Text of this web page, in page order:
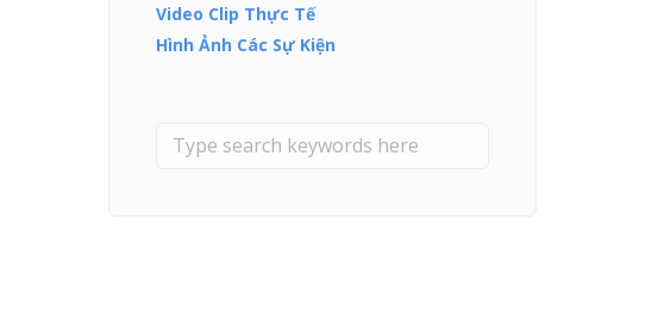
Video Clip Thực Tế
Hình Ảnh Các Sự Kiện